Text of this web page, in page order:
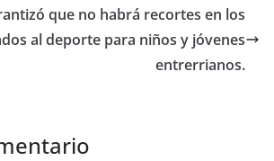
que no habrá recortes en los
al deporte para niños y jóvenes
entrerrianos.